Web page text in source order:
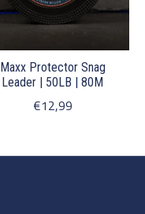
Maxx Protector Snag
Leader | 50LB | 80M
€12,99